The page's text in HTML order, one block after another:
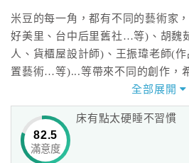
米豆的每一角，都有不同的藝術家
好美里、台中后里舊社…等)、胡魏
人、貨櫃屋設計師)、王振瑋老師(
置藝術…等)...等帶來不同的創作，
方，旅客更可以感受每位藝術家所
全部展開
82.5
滿意度
床有點太硬睡不習慣